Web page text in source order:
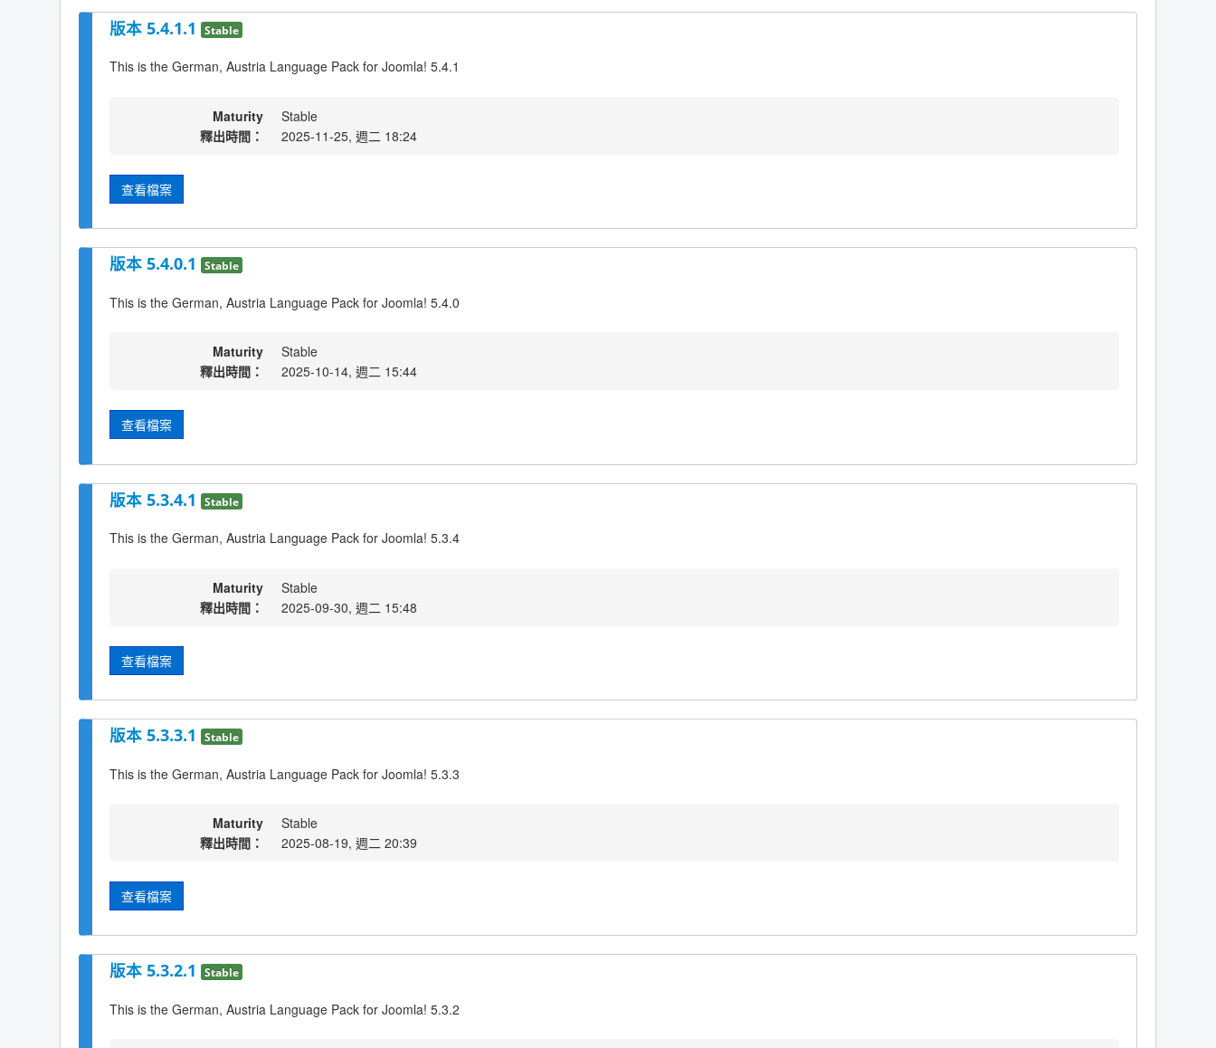
版本 5.4.1.1 Stable
This is the German, Austria Language Pack for Joomla! 5.4.1
Maturity
Stable
釋出時間：
2025-11-25, 週二 18:24
查看檔案
版本 5.4.0.1 Stable
This is the German, Austria Language Pack for Joomla! 5.4.0
Maturity
Stable
釋出時間：
2025-10-14, 週二 15:44
查看檔案
版本 5.3.4.1 Stable
This is the German, Austria Language Pack for Joomla! 5.3.4
Maturity
Stable
釋出時間：
2025-09-30, 週二 15:48
查看檔案
版本 5.3.3.1 Stable
This is the German, Austria Language Pack for Joomla! 5.3.3
Maturity
Stable
釋出時間：
2025-08-19, 週二 20:39
查看檔案
版本 5.3.2.1 Stable
This is the German, Austria Language Pack for Joomla! 5.3.2